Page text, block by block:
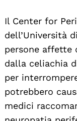
Il Center for
dell’Università
persone affette
dalla celiachia
per
potrebbero
medici